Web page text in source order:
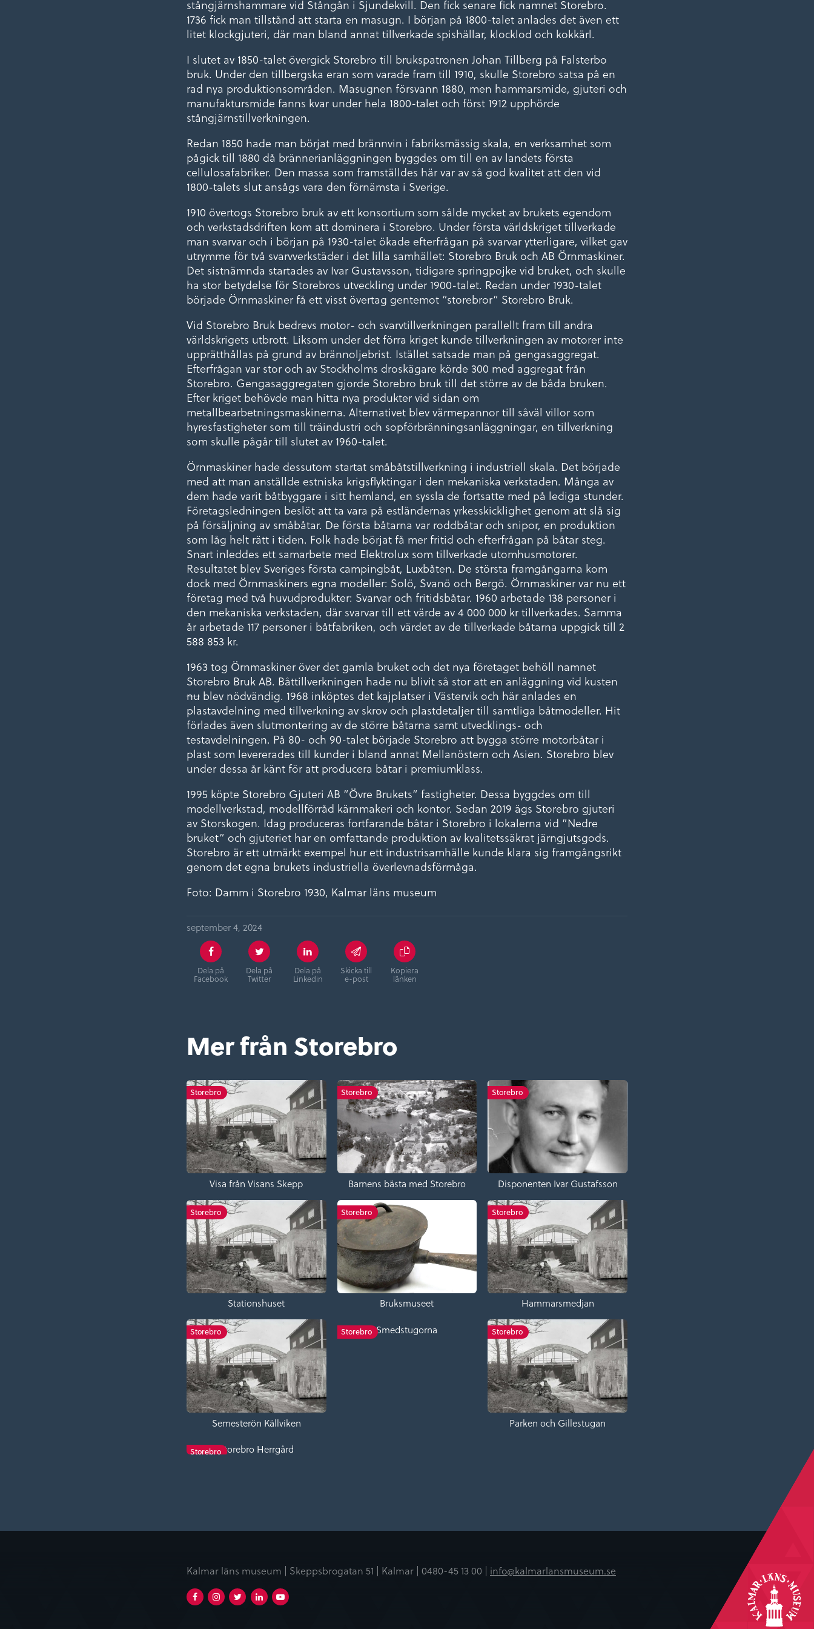
stångjärnshammare vid Stångån i Sjundekvill. Den fick senare fick namnet Storebro.
1736 fick man tillstånd att starta en masugn. I början på 1800-talet anlades det även ett
litet klockgjuteri, där man bland annat tillverkade spishällar, klocklod och kokkärl.
I slutet av 1850-talet övergick Storebro till brukspatronen Johan Tillberg på Falsterbo
bruk. Under den tillbergska eran som varade fram till 1910, skulle Storebro satsa på en
rad nya produktionsområden. Masugnen försvann 1880, men hammarsmide, gjuteri och
manufaktursmide fanns kvar under hela 1800-talet och först 1912 upphörde
stångjärnstillverkningen.
Redan 1850 hade man börjat med brännvin i fabriksmässig skala, en verksamhet som
pågick till 1880 då brännerianläggningen byggdes om till en av landets första
cellulosafabriker. Den massa som framställdes här var av så god kvalitet att den vid
1800-talets slut ansågs vara den förnämsta i Sverige.
1910 övertogs Storebro bruk av ett konsortium som sålde mycket av brukets egendom
och verkstadsdriften kom att dominera i Storebro. Under första världskriget tillverkade
man svarvar och i början på 1930-talet ökade efterfrågan på svarvar ytterligare, vilket gav
utrymme för två svarvverkstäder i det lilla samhället: Storebro Bruk och AB Örnmaskiner.
Det sistnämnda startades av Ivar Gustavsson, tidigare springpojke vid bruket, och skulle
ha stor betydelse för Storebros utveckling under 1900-talet. Redan under 1930-talet
började Örnmaskiner få ett visst övertag gentemot ”storebror” Storebro Bruk.
Vid Storebro Bruk bedrevs motor- och svarvtillverkningen parallellt fram till andra
världskrigets utbrott. Liksom under det förra kriget kunde tillverkningen av motorer inte
upprätthållas på grund av brännoljebrist. Istället satsade man på gengasaggregat.
Efterfrågan var stor och av Stockholms droskägare körde 300 med aggregat från
Storebro. Gengasaggregaten gjorde Storebro bruk till det större av de båda bruken.
Efter kriget behövde man hitta nya produkter vid sidan om
metallbearbetningsmaskinerna. Alternativet blev värmepannor till såväl villor som
hyresfastigheter som till träindustri och sopförbränningsanläggningar, en tillverkning
som skulle pågår till slutet av 1960-talet.
Örnmaskiner hade dessutom startat småbåtstillverkning i industriell skala. Det började
med att man anställde estniska krigsflyktingar i den mekaniska verkstaden. Många av
dem hade varit båtbyggare i sitt hemland, en syssla de fortsatte med på lediga stunder.
Företagsledningen beslöt att ta vara på estländernas yrkesskicklighet genom att slå sig
på försäljning av småbåtar. De första båtarna var roddbåtar och snipor, en produktion
som låg helt rätt i tiden. Folk hade börjat få mer fritid och efterfrågan på båtar steg.
Snart inleddes ett samarbete med Elektrolux som tillverkade utomhusmotorer.
Resultatet blev Sveriges första campingbåt, Luxbåten. De största framgångarna kom
dock med Örnmaskiners egna modeller: Solö, Svanö och Bergö. Örnmaskiner var nu ett
företag med två huvudprodukter: Svarvar och fritidsbåtar. 1960 arbetade 138 personer i
den mekaniska verkstaden, där svarvar till ett värde av 4 000 000 kr tillverkades. Samma
år arbetade 117 personer i båtfabriken, och värdet av de tillverkade båtarna uppgick till 2
588 853 kr.
1963 tog Örnmaskiner över det gamla bruket och det nya företaget behöll namnet
Storebro Bruk AB. Båttillverkningen hade nu blivit så stor att en anläggning vid kusten
nu blev nödvändig. 1968 inköptes det kajplatser i Västervik och här anlades en
plastavdelning med tillverkning av skrov och plastdetaljer till samtliga båtmodeller. Hit
förlades även slutmontering av de större båtarna samt utvecklings- och
testavdelningen. På 80- och 90-talet började Storebro att bygga större motorbåtar i
plast som levererades till kunder i bland annat Mellanöstern och Asien. Storebro blev
under dessa år känt för att producera båtar i premiumklass.
1995 köpte Storebro Gjuteri AB ”Övre Brukets” fastigheter. Dessa byggdes om till
modellverkstad, modellförråd kärnmakeri och kontor. Sedan 2019 ägs Storebro gjuteri
av Storskogen. Idag produceras fortfarande båtar i Storebro i lokalerna vid ”Nedre
bruket” och gjuteriet har en omfattande produktion av kvalitetssäkrat järngjutsgods.
Storebro är ett utmärkt exempel hur ett industrisamhälle kunde klara sig framgångsrikt
genom det egna brukets industriella överlevnadsförmåga.
Foto: Damm i Storebro 1930, Kalmar läns museum
september 4, 2024
Dela på
Facebook
Dela på
Twitter
Dela på
Linkedin
Skicka till
e-post
Kopiera
länken
Mer från Storebro
Storebro
Visa från Visans Skepp
Storebro
Barnens bästa med Storebro
Storebro
Disponenten Ivar Gustafsson
Storebro
Stationshuset
Storebro
Bruksmuseet
Storebro
Hammarsmedjan
Storebro
Semesterön Källviken
Storebro Smedstugorna Storebro
Parken och Gillestugan
StorebroStorebro Herrgård
Kalmar läns museum | Skeppsbrogatan 51 | Kalmar | 0480-45 13 00 | info@kalmarlansmuseum.se
FacebookInstagram
TwitterLinkedin